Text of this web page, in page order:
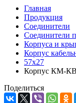
Главная
Продукция
Соединители
Соединители
Корпуса и
Корпус
57х27
Корпус КМ-
Поделиться